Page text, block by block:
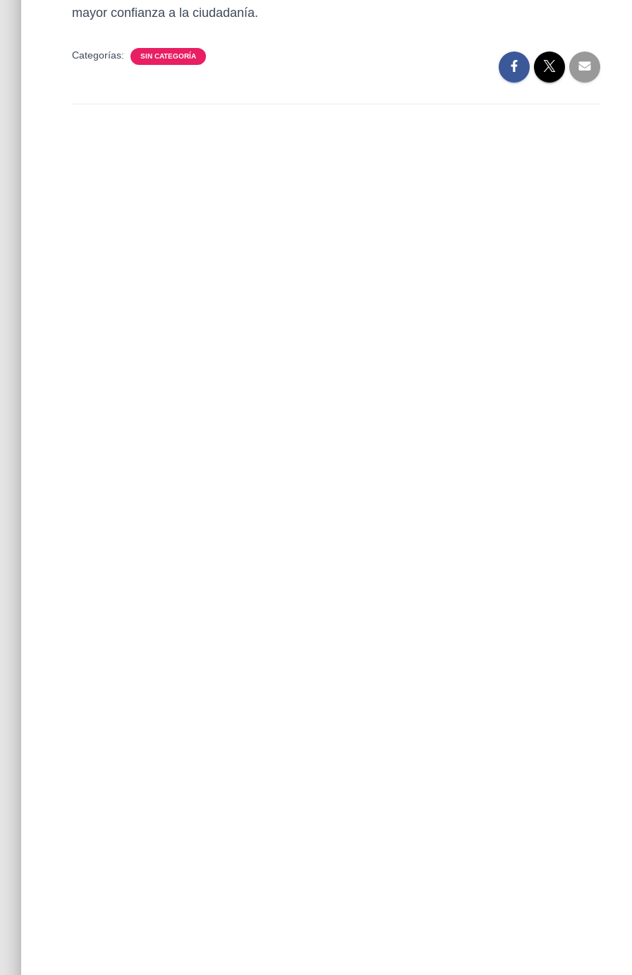
mayor confianza a la ciudadanía.
Categorías: SIN CATEGORÍA